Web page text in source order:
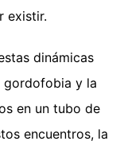
existir.
dinámicas
gordofobia y la
en un tubo de
encuentros, la